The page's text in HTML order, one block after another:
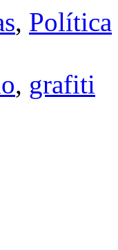
, Política
, grafiti